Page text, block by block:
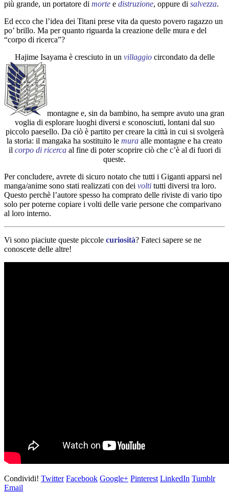
più grande, un portatore di morte e distruzione, oppure di salvezza.
Ed ecco che l’idea dei Titani prese vita da questo povero ragazzo un
po’ brillo. Ma per quanto riguarda la creazione delle mura e del
“corpo di ricerca”?
Hajime Isayama è cresciuto in un villaggiocircondato da delle
montagne e, sin da bambino, ha sempre avuto una gran
voglia di esplorare luoghi diversi e sconosciuti, lontani dal suo
piccolo paesello. Da ciò è partito per creare la città in cui si svolgerà
la storia: il mangaka ha sostituito le mura alle montagne e ha creato
il corpo di ricercaal fine di poter scoprire ciò che c’è al di fuori di
queste.
Per concludere, avrete di sicuro notato che tutti i Giganti apparsi nel
manga/anime sono stati realizzati con dei volti tutti diversi tra loro.
Questo perchè l’autore spesso ha comprato delle riviste di vario tipo
solo per poterne copiare i volti delle varie persone che comparivano
al loro interno.
Vi sono piaciute queste piccole curiosità? Fateci sapere se ne
conoscete delle altre!
Condividi! Twitter Facebook Google+ Pinterest LinkedIn Tumblr
Email